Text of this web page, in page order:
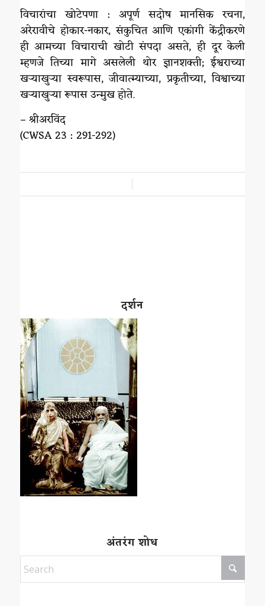
विचारांचा खोटेपणा : अपूर्ण सदोष मानसिक रचना,
अरेरावीचे होकार-नकार, संकुचित आणि एकांगी केंद्रीकरणे
ही आमच्या विचाराची खोटी संपदा असते, ही दूर केली
म्हणजे तिच्या मागे असलेली थोर ज्ञानशक्ती; ईश्वराच्या
खऱ्याखुऱ्या स्वरूपास, जीवात्म्याच्या, प्रकृतीच्या, विश्वाच्या
खऱ्याखुऱ्या रूपास उन्मुख होते.
– श्रीअरविंद
(CWSA 23 : 291-292)
दर्शन
अंतरंग शोध